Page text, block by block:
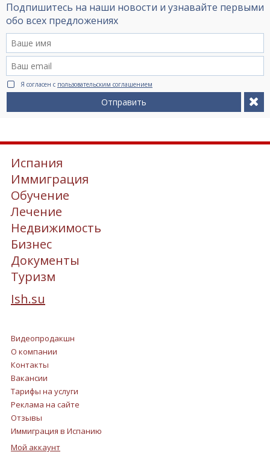
Подпишитесь на наши новости и узнавайте первыми
обо всех предложениях
Я согласен с пользовательским соглашением
Отправить
Испания
Иммиграция
Обучение
Лечение
Недвижимость
Бизнес
Документы
Туризм
Ish.su
Видеопродакшн
О компании
Контакты
Вакансии
Тарифы на услуги
Реклама на сайте
Отзывы
Иммиграция в Испанию
Мой аккаунт